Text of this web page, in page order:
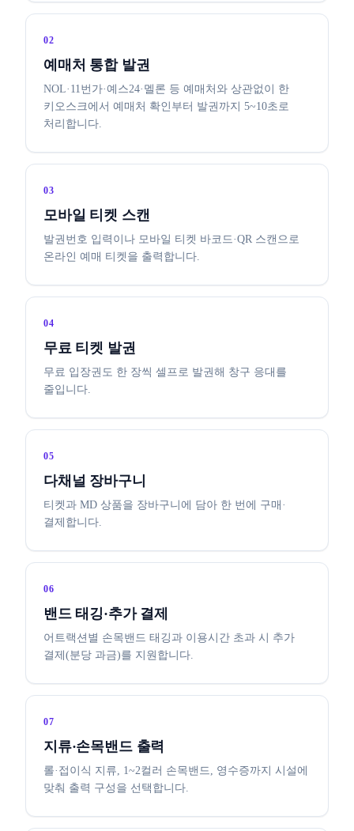
02
예매처 통합 발권
NOL·11번가·예스24·멜론 등 예매처와 상관없이 한
키오스크에서 예매처 확인부터 발권까지 5~10초로
처리합니다.
03
모바일 티켓 스캔
발권번호 입력이나 모바일 티켓 바코드·QR 스캔으로
온라인 예매 티켓을 출력합니다.
04
무료 티켓 발권
무료 입장권도 한 장씩 셀프로 발권해 창구 응대를
줄입니다.
05
다채널 장바구니
티켓과 MD 상품을 장바구니에 담아 한 번에 구매·
결제합니다.
06
밴드 태깅·추가 결제
어트랙션별 손목밴드 태깅과 이용시간 초과 시 추가
결제(분당 과금)를 지원합니다.
07
지류·손목밴드 출력
롤·접이식 지류, 1~2컬러 손목밴드, 영수증까지 시설에
맞춰 출력 구성을 선택합니다.